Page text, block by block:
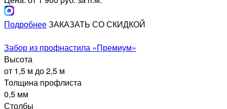
ПодробнееЗАКАЗАТЬ СО СКИДКОЙ
Забор из профнастила «Премиум»
Высота
от 1,5 м до 2,5 м
Толщина профлиста
0,5 мм
Столбы